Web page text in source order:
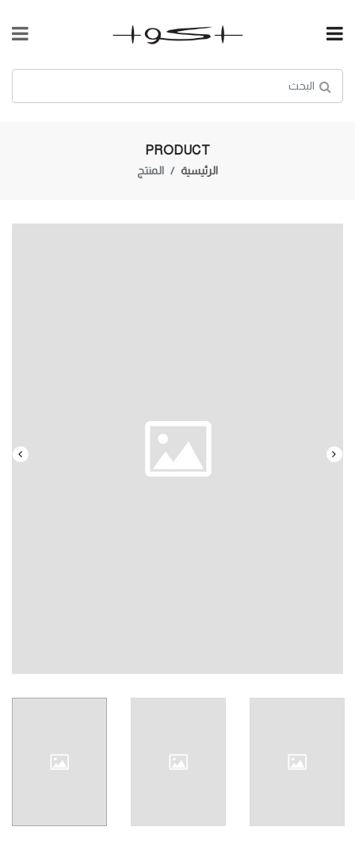
PRODUCT
الرئيسية المنتج